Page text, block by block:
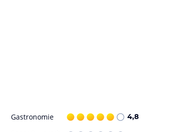
Gastronomie 4,8